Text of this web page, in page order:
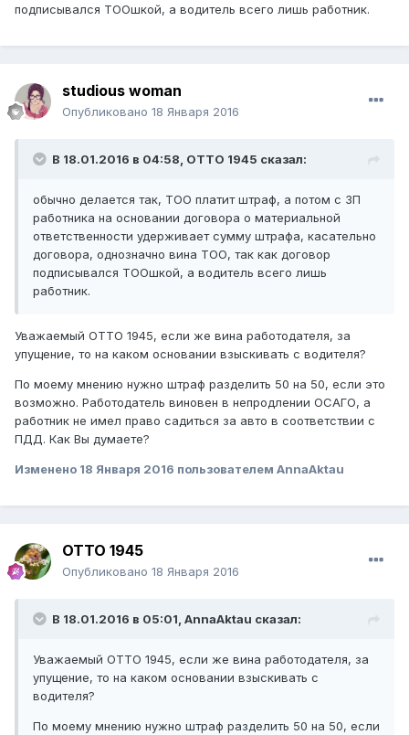
подписывался ТООшкой, а водитель всего лишь работник.
studious woman
Опубликовано 18 Января 2016
В 18.01.2016 в 04:58, ОТТО 1945 сказал:
обычно делается так, ТОО платит штраф, а потом с ЗП
работника на основании договора о материальной
ответственности удерживает сумму штрафа, касательно
договора, однозначно вина ТОО, так как договор
подписывался ТООшкой, а водитель всего лишь
работник.
Уважаемый ОТТО 1945, если же вина работодателя, за
упущение, то на каком основании взыскивать с водителя?
По моему мнению нужно штраф разделить 50 на 50, если это
возможно. Работодатель виновен в непродлении ОСАГО, а
работник не имел право садиться за авто в соответствии с
ПДД. Как Вы думаете?
Изменено 18 Января 2016 пользователем AnnaAktau
ОТТО 1945
Опубликовано 18 Января 2016
В 18.01.2016 в 05:01, AnnaAktau сказал:
Уважаемый ОТТО 1945, если же вина работодателя, за
упущение, то на каком основании взыскивать с
водителя?
По моему мнению нужно штраф разделить 50 на 50, если